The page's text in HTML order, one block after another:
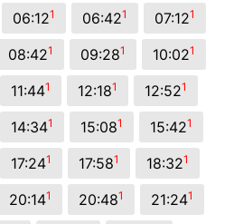
06:121 06:421 07:121
08:421 09:281 10:021
11:441 12:181 12:521
14:341 15:081 15:421
17:241 17:581 18:321
20:141 20:481 21:241